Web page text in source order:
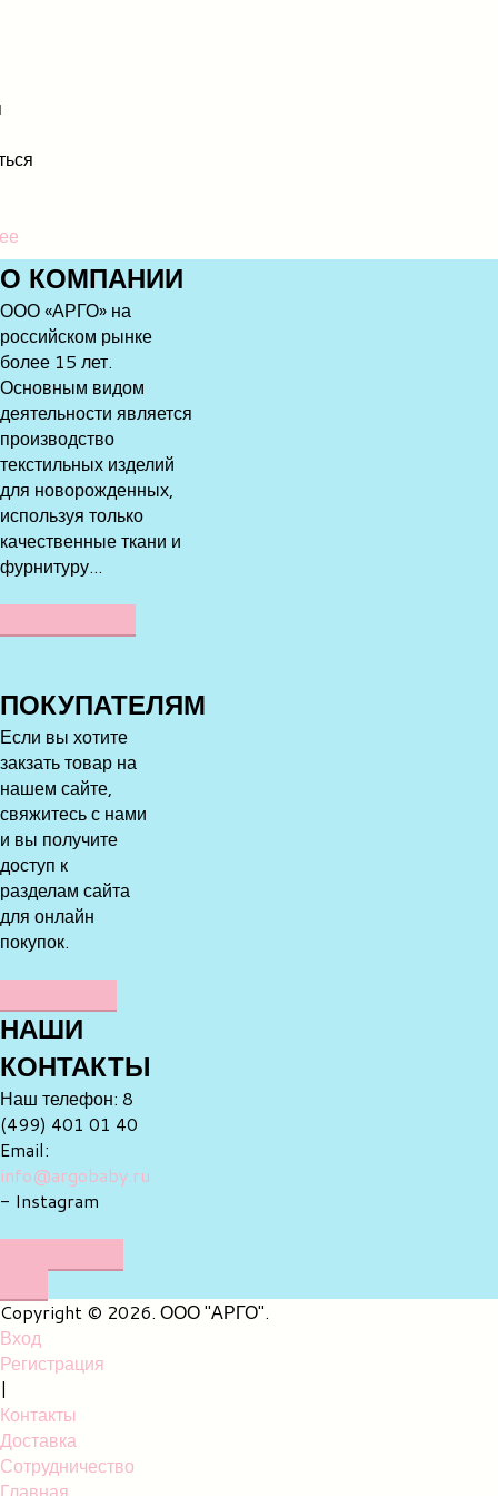
О КОМПАНИИ
ООО «АРГО» на
российском рынке
более 15 лет.
Основным видом
деятельности является
производство
текстильных изделий
для новорожденных,
используя только
качественные ткани и
фурнитуру...
ПОКУПАТЕЛЯМ
Если вы хотите
закзать товар на
нашем сайте,
свяжитесь с нами
и вы получите
доступ к
разделам сайта
для онлайн
покупок.
НАШИ
КОНТАКТЫ
Наш телефон: 8
(499) 401 01 40
Email:
info@argobaby.ru
- Instagram
Copyright © 2026. ООО "АРГО".
Вход
Регистрация
|
Контакты
Доставка
Сотрудничество
Главная